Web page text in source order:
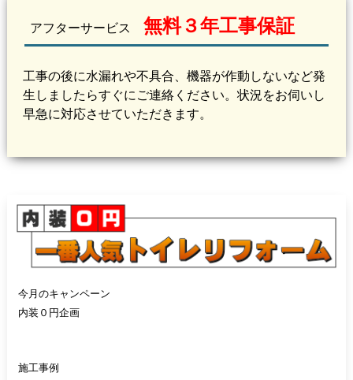
アフターサービス 無料３年工事保証
工事の後に水漏れや不具合、機器が作動しないなど発
生しましたらすぐにご連絡ください。状況をお伺いし
早急に対応させていただきます。
今月のキャンペーン
内装０円企画
施工事例